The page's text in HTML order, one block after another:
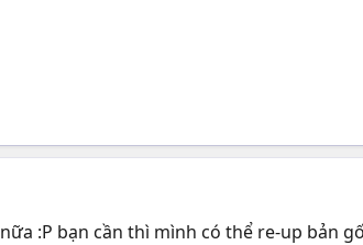
:P bạn cần thì mình có thể re-up bản